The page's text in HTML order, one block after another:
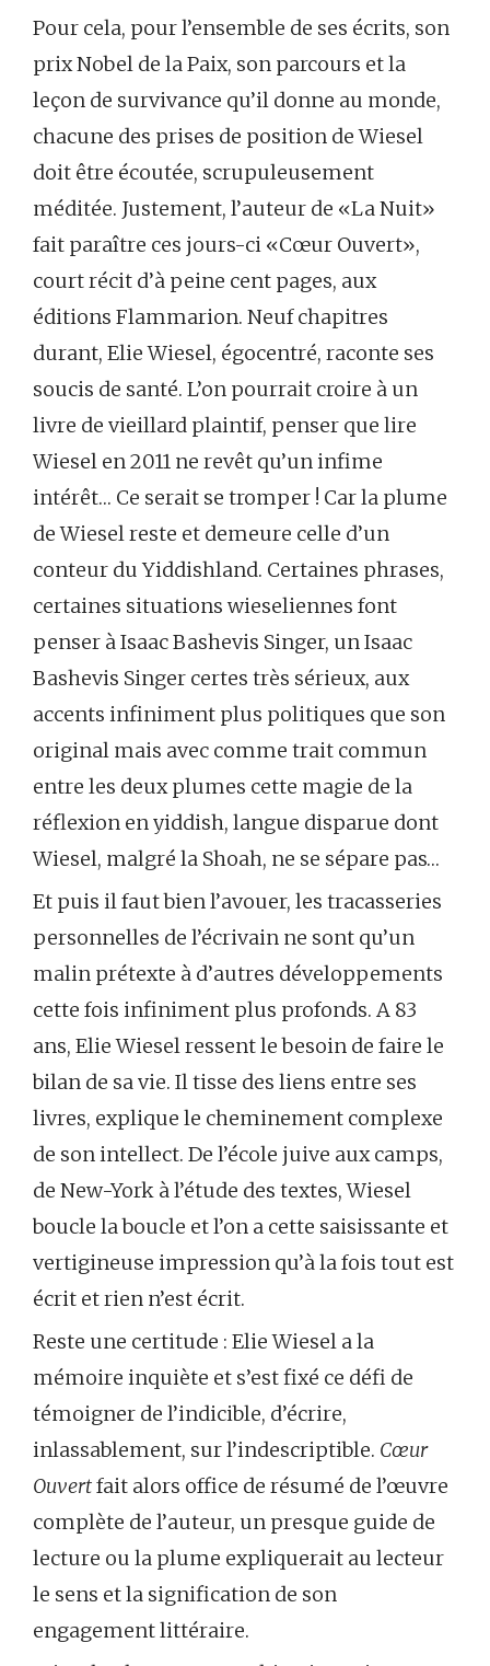
Pour cela, pour l’ensemble de ses écrits, son
prix Nobel de la Paix, son parcours et la
leçon de survivance qu’il donne au monde,
chacune des prises de position de Wiesel
doit être écoutée, scrupuleusement
méditée. Justement, l’auteur de «La Nuit»
fait paraître ces jours-ci «Cœur Ouvert»,
court récit d’à peine cent pages, aux
éditions Flammarion. Neuf chapitres
durant, Elie Wiesel, égocentré, raconte ses
soucis de santé. L’on pourrait croire à un
livre de vieillard plaintif, penser que lire
Wiesel en 2011 ne revêt qu’un infime
intérêt… Ce serait se tromper ! Car la plume
de Wiesel reste et demeure celle d’un
conteur du Yiddishland. Certaines phrases,
certaines situations wieseliennes font
penser à Isaac Bashevis Singer, un Isaac
Bashevis Singer certes très sérieux, aux
accents infiniment plus politiques que son
original mais avec comme trait commun
entre les deux plumes cette magie de la
réflexion en yiddish, langue disparue dont
Wiesel, malgré la Shoah, ne se sépare pas…
Et puis il faut bien l’avouer, les tracasseries
personnelles de l’écrivain ne sont qu’un
malin prétexte à d’autres développements
cette fois infiniment plus profonds. A 83
ans, Elie Wiesel ressent le besoin de faire le
bilan de sa vie. Il tisse des liens entre ses
livres, explique le cheminement complexe
de son intellect. De l’école juive aux camps,
de New-York à l’étude des textes, Wiesel
boucle la boucle et l’on a cette saisissante et
vertigineuse impression qu’à la fois tout est
écrit et rien n’est écrit.
Reste une certitude : Elie Wiesel a la
mémoire inquiète et s’est fixé ce défi de
témoigner de l’indicible, d’écrire,
inlassablement, sur l’indescriptible. Cœur
Ouvertfait alors office de résumé de l’œuvre
complète de l’auteur, un presque guide de
lecture ou la plume expliquerait au lecteur
le sens et la signification de son
engagement littéraire.